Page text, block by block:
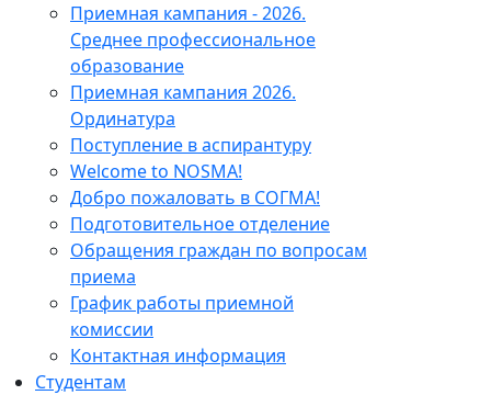
Приемная кампания - 2026.
Среднее профессиональное
образование
Приемная кампания 2026.
Ординатура
Поступление в аспирантуру
Welcome to NOSMA!
Добро пожаловать в СОГМА!
Подготовительное отделение
Обращения граждан по вопросам
приема
График работы приемной
комиссии
Контактная информация
Студентам